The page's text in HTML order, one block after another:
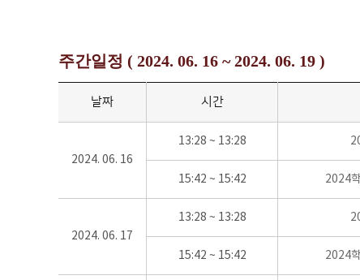
주간일정 ( 2024. 06. 16 ~ 2024. 06. 19 )
날짜 시간
2024. 06. 16
13:28 ~ 13:28
15:42 ~ 15:42 2024
2024. 06. 17
13:28 ~ 13:28
15:42 ~ 15:42 2024